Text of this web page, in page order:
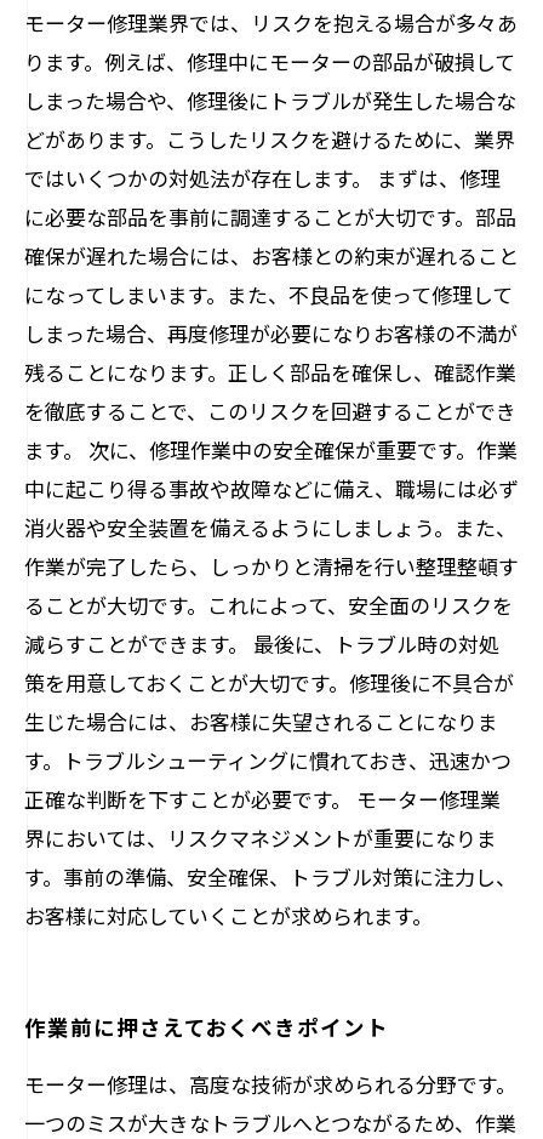
モーター修理業界では、リスクを抱える場合が多々あ
ります。例えば、修理中にモーターの部品が破損して
しまった場合や、修理後にトラブルが発生した場合な
どがあります。こうしたリスクを避けるために、業界
ではいくつかの対処法が存在します。 まずは、修理
に必要な部品を事前に調達することが大切です。部品
確保が遅れた場合には、お客様との約束が遅れること
になってしまいます。また、不良品を使って修理して
しまった場合、再度修理が必要になりお客様の不満が
残ることになります。正しく部品を確保し、確認作業
を徹底することで、このリスクを回避することができ
ます。 次に、修理作業中の安全確保が重要です。作業
中に起こり得る事故や故障などに備え、職場には必ず
消火器や安全装置を備えるようにしましょう。また、
作業が完了したら、しっかりと清掃を行い整理整頓す
ることが大切です。これによって、安全面のリスクを
減らすことができます。 最後に、トラブル時の対処
策を用意しておくことが大切です。修理後に不具合が
生じた場合には、お客様に失望されることになりま
す。トラブルシューティングに慣れておき、迅速かつ
正確な判断を下すことが必要です。 モーター修理業
界においては、リスクマネジメントが重要になりま
す。事前の準備、安全確保、トラブル対策に注力し、
お客様に対応していくことが求められます。
作業前に押さえておくべきポイント
モーター修理は、高度な技術が求められる分野です。
一つのミスが大きなトラブルへとつながるため、作業